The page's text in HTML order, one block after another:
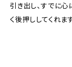
引き出し、すでに
く後押ししてくれます